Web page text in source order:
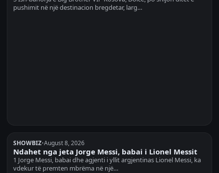
pushimit në një destinacion bregdetar, larg…
SHOWBIZ•August 8, 2026
Ndahet nga jeta Jorge Messi, babai i Lionel Messit
1 Jorge Messi, babai dhe agjenti i yllit argjentinas Lionel Messi, ka
vdekur të premten mbrëma në një…